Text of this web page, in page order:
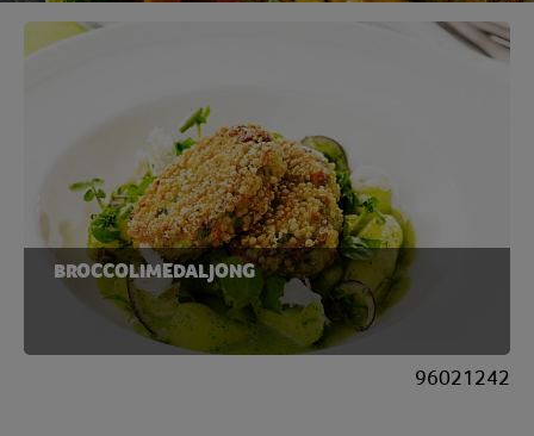
BROCCOLIMEDALJONG
96021242